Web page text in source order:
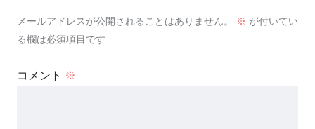
メールアドレスが公開されることはありません。 ※ が付いてい
る欄は必須項目です
コメント ※